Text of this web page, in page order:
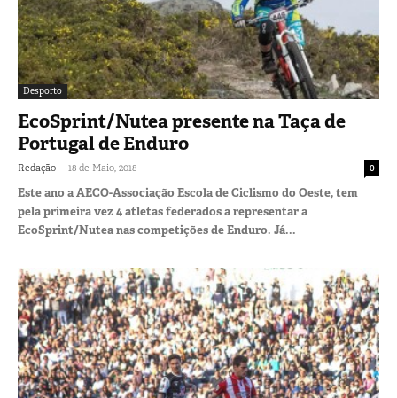
Desporto
EcoSprint/Nutea presente na Taça de
Portugal de Enduro
Redação - 18 de Maio, 2018 0
Este ano a AECO-Associação Escola de Ciclismo do Oeste, tem
pela primeira vez 4 atletas federados a representar a
EcoSprint/Nutea nas competições de Enduro. Já...